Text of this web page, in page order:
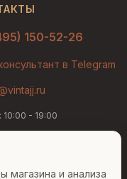
150-52-26
в Telegram
10:00 - 19:00
и анализа